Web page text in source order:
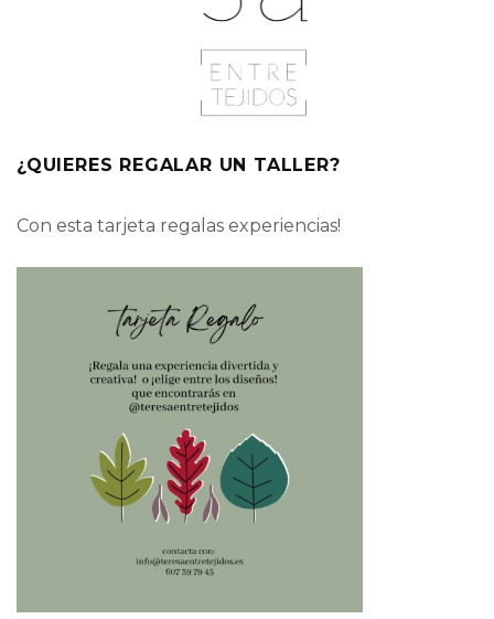
¿QUIERES REGALAR UN TALLER?
Con esta tarjeta regalas experiencias!